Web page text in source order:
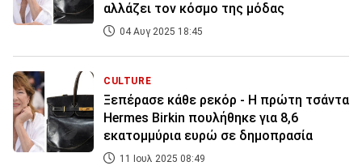
αλλάζει τον κόσμο της μόδας
04 Αυγ 2025 18:45
CULTURE
Ξεπέρασε κάθε ρεκόρ - Η πρώτη τσάντα
Hermes Birkin πουλήθηκε για 8,6
εκατομμύρια ευρώ σε δημοπρασία
11 Ιουλ 2025 08:49